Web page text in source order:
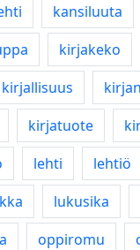
kansiluuta
kirjakeko
kirjallisuus
kirjatuote
lehti lehtiö
lukusika
oppiromu